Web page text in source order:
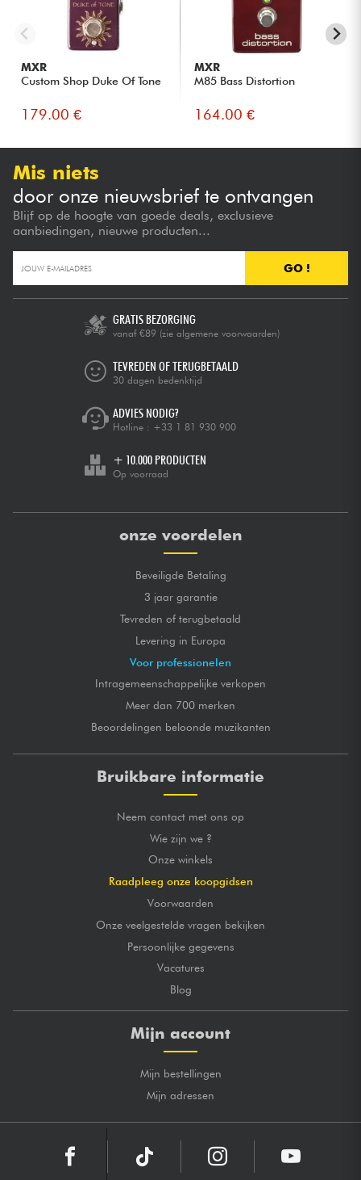
MXR
Custom Shop Duke Of Tone
179.00 €
MXR
M85 Bass Distortion
164.00 €
Mis niets
door onze nieuwsbrief te ontvangen
Blijf op de hoogte van goede deals, exclusieve
aanbiedingen, nieuwe producten...
GO !
GRATIS BEZORGING
vanaf €89 (zie algemene voorwaarden)
TEVREDEN OF TERUGBETAALD
30 dagen bedenktijd
ADVIES NODIG?
Hotline : +33 1 81 930 900
+ 10.000 PRODUCTEN
Op voorraad
onze voordelen
Beveiligde Betaling
3 jaar garantie
Tevreden of terugbetaald
Levering in Europa
Voor professionelen
Intragemeenschappelijke verkopen
Meer dan 700 merken
Beoordelingen beloonde muzikanten
Bruikbare informatie
Neem contact met ons op
Wie zijn we ?
Onze winkels
Raadpleeg onze koopgidsen
Voorwaarden
Onze veelgestelde vragen bekijken
Persoonlijke gegevens
Vacatures
Blog
Mijn account
Mijn bestellingen
Mijn adressen